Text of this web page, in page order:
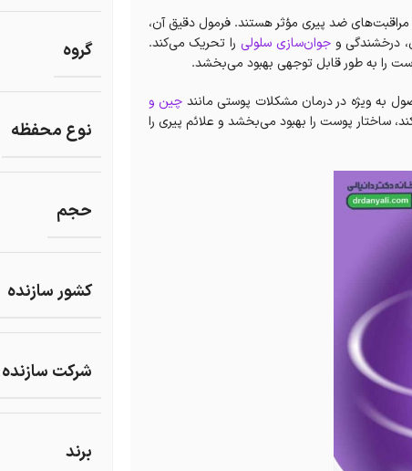
ضد پیری مؤثر هستند. فرمول دقیق آن،
درخشندگی وجوان‌سازی سلولی را تحریک می‌کند.
را به طور قابل توجهی بهبود می‌بخشد.
چین و
ساختار پوست را بهبود می‌بخشد و علائم پیری را
گروه
نوع محفظه
حجم
کشور سازنده
شرکت سازنده
برند